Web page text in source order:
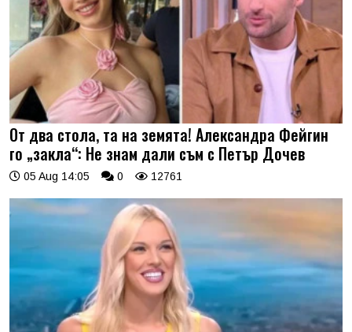
От два стола, та на земята! Александра Фейгин
го „закла“: Не знам дали съм с Петър Дочев
05 Aug 14:05 0 12761